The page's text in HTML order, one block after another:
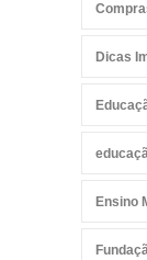
Dicas
Ensino